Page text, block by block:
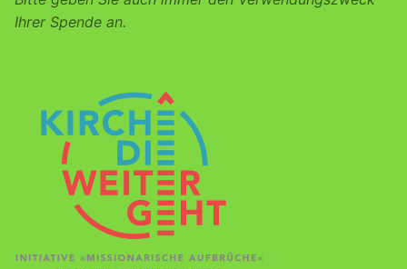
Ihrer Spende an.